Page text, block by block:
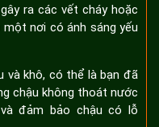
ra các vết cháy hoặc
một nơi có ánh sáng yếu
và khô, có thể là bạn đã
chậu không thoát nước
đảm bảo chậu có lỗ